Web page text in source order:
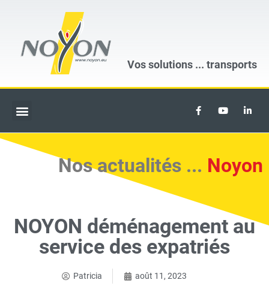
Vos solutions ... transports
Nos actualités ... Noyon
NOYON déménagement au
service des expatriés
Patricia août 11, 2023